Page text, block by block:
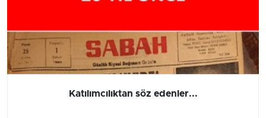
Katılımcılıktan söz edenler...